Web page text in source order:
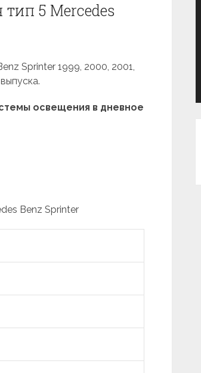
5 Mercedes
Sprinter 1999, 2000, 2001,
освещения в дневное
Benz Sprinter